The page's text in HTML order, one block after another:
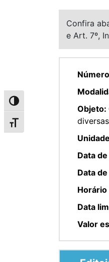
Alternar alto contraste
Alternar tamanho da fonte
Confira
e Art. 7º,
Objeto:
Data
Data
Data
Valor